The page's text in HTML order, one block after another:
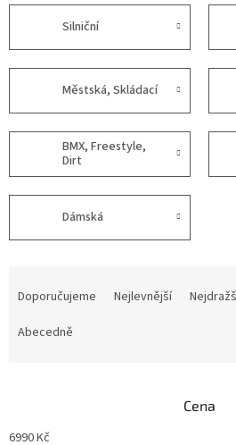
Silniční
Městská, Skládací
BMX, Freestyle,
Dirt
Dámská
o
Doporučujeme Nejlevnější
Abecedně
Cena
6990Kč